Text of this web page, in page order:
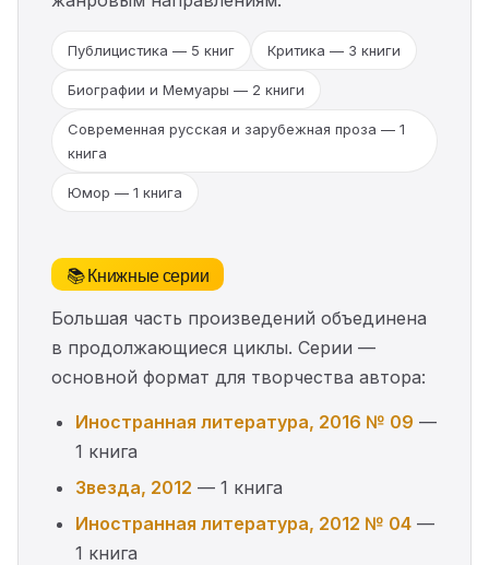
Публицистика — 5 книг Критика — 3 книги
Биографии и Мемуары — 2 книги
Современная русская и зарубежная проза — 1
книга
Юмор — 1 книга
📚 Книжные серии
Большая часть произведений объединена
в продолжающиеся циклы. Серии —
основной формат для творчества автора:
Иностранная литература, 2016 № 09 —
1 книга
Звезда, 2012 — 1 книга
Иностранная литература, 2012 № 04 —
1 книга